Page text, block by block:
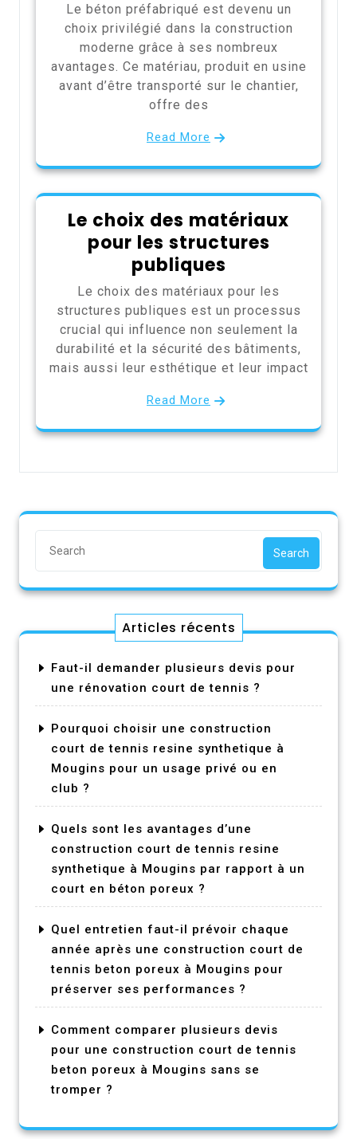
Le béton préfabriqué est devenu un
choix privilégié dans la construction
moderne grâce à ses nombreux
avantages. Ce matériau, produit en usine
avant d’être transporté sur le chantier,
offre des
Read More
Le choix des matériaux
pour les structures
publiques
Le choix des matériaux pour les
structures publiques est un processus
crucial qui influence non seulement la
durabilité et la sécurité des bâtiments,
mais aussi leur esthétique et leur impact
Read More
Search
Articles récents
Faut-il demander plusieurs devis pour
une rénovation court de tennis ?
Pourquoi choisir une construction
court de tennis resine synthetique à
Mougins pour un usage privé ou en
club ?
Quels sont les avantages d’une
construction court de tennis resine
synthetique à Mougins par rapport à un
court en béton poreux ?
Quel entretien faut-il prévoir chaque
année après une construction court de
tennis beton poreux à Mougins pour
préserver ses performances ?
Comment comparer plusieurs devis
pour une construction court de tennis
beton poreux à Mougins sans se
tromper ?